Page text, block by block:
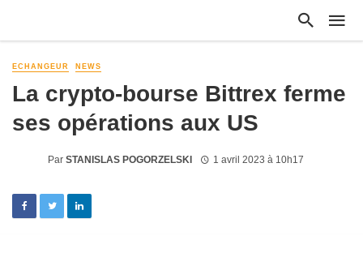
ECHANGEUR NEWS
La crypto-bourse Bittrex ferme
ses opérations aux US
Par STANISLAS POGORZELSKI 1 avril 2023 à 10h17